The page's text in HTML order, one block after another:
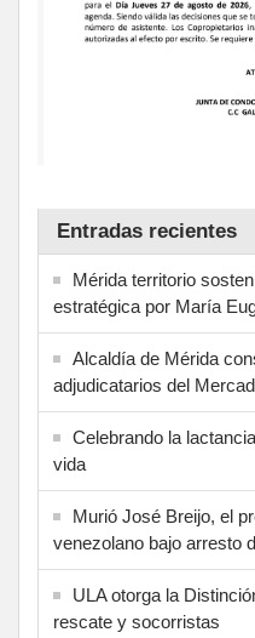
Entradas recientes
Mérida territorio
estratégica por María
Alcaldía de Mérida
adjudicatarios del
Celebrando la
vida
Murió José Breijo, el
venezolano bajo arresto
ULA otorga la
rescate y socorristas